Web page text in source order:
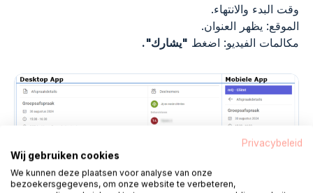
وقت البدء والانتهاء.
الموقع: يظهر العنوان.
مكالمات الفيديو: اضغط "يشارك".
Privacybeleid
Wij gebruiken cookies
We kunnen deze plaatsen voor analyse van onze
bezoekersgegevens, om onze website te verbeteren,